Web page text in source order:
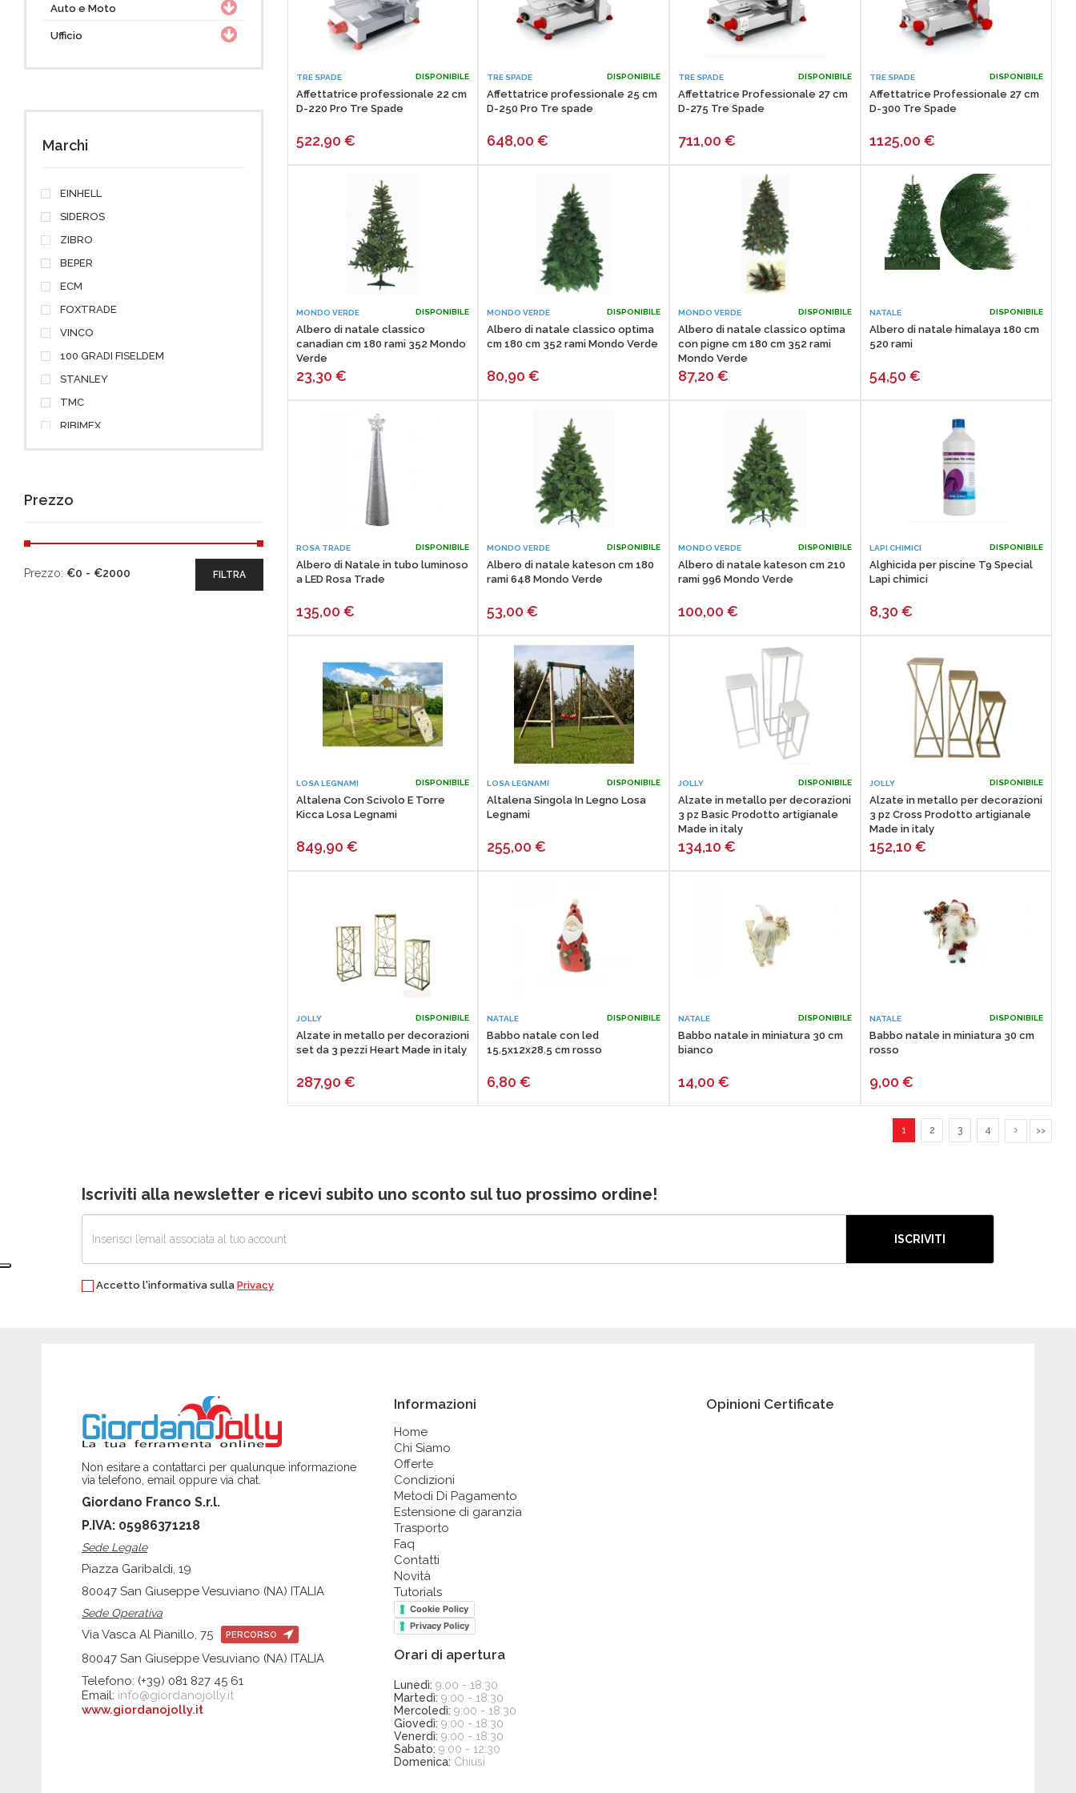
TRE SPADE DISPONIBILE
Affettatrice professionale 22 cm
D-220 Pro Tre Spade
522,90 €
TRE SPADE DISPONIBILE
Affettatrice professionale 25 cm
D-250 Pro Tre spade
648,00€
TRE SPADE DISPONIBILE
Affettatrice Professionale 27 cm
D-275 Tre Spade
711,00€
TRE SPADE DISPONIBILE
Affettatrice Professionale 27 cm
D-300 Tre Spade
1125,00€
MONDO VERDE DISPONIBILE
Albero di natale classico
canadian cm 180 rami 352 Mondo
Verde
23,30 €
MONDO VERDE DISPONIBILE
Albero di natale classico optima
cm 180 cm 352 rami Mondo Verde
80,90€
MONDO VERDE DISPONIBILE
Albero di natale classico optima
con pigne cm 180 cm 352 rami
Mondo Verde
87,20€
NATALE DISPONIBILE
Albero di natale himalaya 180 cm
520 rami
54,50€
ROSA TRADE DISPONIBILE
Albero di Natale in tubo luminoso
a LED Rosa Trade
135,00 €
MONDO VERDE DISPONIBILE
Albero di natale kateson cm 180
rami 648 Mondo Verde
53,00€
MONDO VERDE DISPONIBILE
Albero di natale kateson cm 210
rami 996 Mondo Verde
100,00€
LAPI CHIMICI DISPONIBILE
Alghicida per piscine T9 Special
Lapi chimici
8,30€
LOSA LEGNAMI DISPONIBILE
Altalena Con Scivolo E Torre
Kicca Losa Legnami
849,90 €
LOSA LEGNAMI DISPONIBILE
Altalena Singola In Legno Losa
Legnami
255,00€
JOLLY DISPONIBILE
Alzate in metallo per decorazioni
3 pz Basic Prodotto artigianale
Made in italy
134,10€
JOLLY DISPONIBILE
Alzate in metallo per decorazioni
3 pz Cross Prodotto artigianale
Made in italy
152,10€
JOLLY DISPONIBILE
Alzate in metallo per decorazioni
set da 3 pezzi Heart Made in italy
287,90 €
NATALE DISPONIBILE
Babbo natale con led
15.5x12x28.5 cm rosso
6,80€
NATALE DISPONIBILE
Babbo natale in miniatura 30 cm
bianco
14,00€
NATALE DISPONIBILE
Babbo natale in miniatura 30 cm
rosso
9,00€
1 2 3 4 >>
Auto e Moto
Ufficio
Marchi
EINHELL
SIDEROS
ZIBRO
BEPER
ECM
FOXTRADE
VINCO
100 GRADI FISELDEM
STANLEY
TMC
RIBIMEX
MAX
CADEL
PYRAMIDEA
KETER
LOSA LEGNAMI
AREXONS
HENKEL
DUPLICOLOR
SILMEC
AUSONIA
LAPI CHIMICI
Prezzo
Prezzo: €0 - €2000 FILTRA
Iscriviti alla newsletter e ricevi subito uno sconto sul tuo prossimo ordine!
ISCRIVITI
Accetto l'informativa sulla Privacy
Non esitare a contattarci per qualunque informazione
via telefono, email oppure via chat.
Giordano Franco S.r.l.
P.IVA: 05986371218
Sede Legale
Piazza Garibaldi, 19
80047 San Giuseppe Vesuviano (NA) ITALIA
Sede Operativa
Via Vasca Al Pianillo, 75 PERCORSO
80047 San Giuseppe Vesuviano (NA) ITALIA
Telefono: (+39) 081 827 45 61
Email: info@giordanojolly.it
www.giordanojolly.it
Informazioni
Home
Chi Siamo
Offerte
Condizioni
Metodi Di Pagamento
Estensione di garanzia
Trasporto
Faq
Contatti
Novità
Tutorials
Cookie Policy
Privacy Policy
Orari di apertura
Lunedì: 9:00 - 18:30
Martedì: 9:00 - 18:30
Mercoledì: 9:00 - 18:30
Giovedì: 9:00 - 18:30
Venerdì: 9:00 - 18:30
Sabato: 9:00 - 12:30
Domenica: Chiusi
Opinioni Certificate